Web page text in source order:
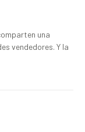
una
vendedores. Y la